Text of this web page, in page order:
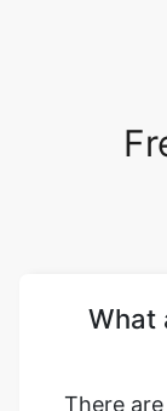
there.
great for
PNG, are